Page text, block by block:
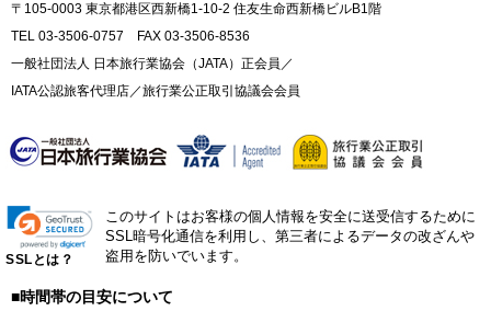
〒105-0003 東京都港区西新橋1-10-2 住友生命西新橋ビルB1階
TEL 03-3506-0757 FAX 03-3506-8536
一般社団法人 日本旅行業協会（JATA）正会員／
IATA公認旅客代理店／旅行業公正取引協議会会員
SSLとは？
このサイトはお客様の個人情報を安全に送受信するために
SSL暗号化通信を利用し、第三者によるデータの改ざんや
盗用を防いでいます。
■時間帯の目安について